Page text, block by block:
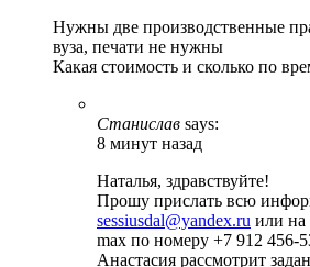
Нужны две производственные
вуза, печати не нужны
Какая стоимость и сколько по
Станислав says:
8 минут назад
Наталья, здравствуйте!
Прошу прислать всю
sessiusdal@yandex.ru или на
max по номеру +7 912
Анастасия рассмотрит